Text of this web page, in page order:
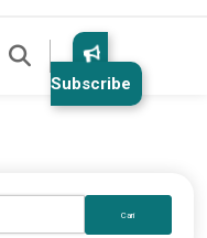
Subscribe